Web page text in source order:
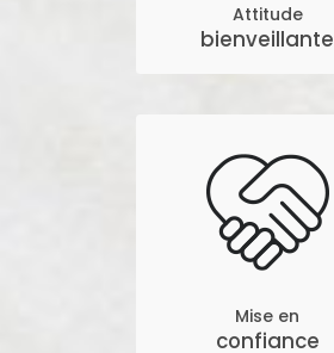
Attitude
bienveillante
Mise en
confiance